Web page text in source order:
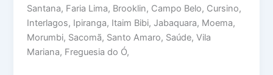
Santana, Faria Lima, Brooklin, Campo Belo, Cursino,
Interlagos, Ipiranga, Itaim Bibi, Jabaquara, Moema,
Morumbi, Sacomã, Santo Amaro, Saúde, Vila
Mariana, Freguesia do Ó,